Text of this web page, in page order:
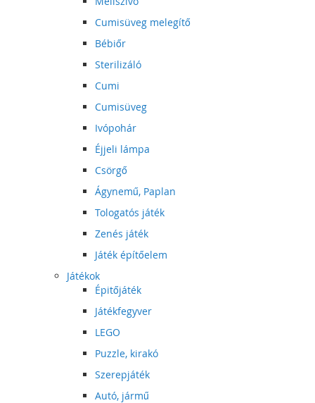
Cumisüveg melegítő
Bébiőr
Sterilizáló
Cumi
Cumisüveg
Ivópohár
Éjjeli lámpa
Csörgő
Ágynemű, Paplan
Tologatós játék
Zenés játék
Játék építőelem
Játékok
Épitőjáték
Játékfegyver
LEGO
Puzzle, kirakó
Szerepjáték
Autó, jármű